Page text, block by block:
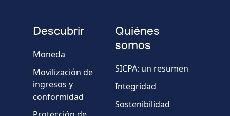
teléfono
País
Mensaje
Descubrir
Moneda
Movilización de
ingresos y
conformidad
Quiénes
somos
SICPA: un resumen
Integridad
Sostenibilidad